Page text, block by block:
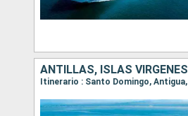
ANTILLAS, ISLAS VÍRGENES